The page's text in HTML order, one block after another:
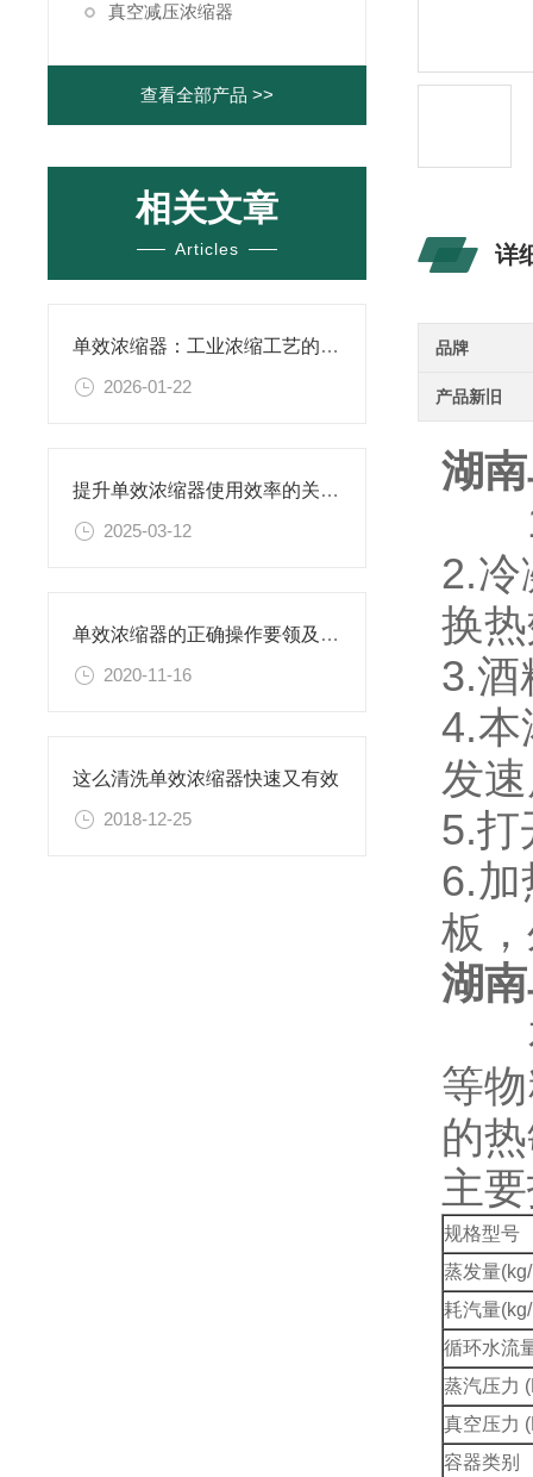
详
品牌
产品新旧
湖
1.
2.冷
换
3.酒
4.本
发
5.打
6.
板
湖
本
等
的
主
规格型号
蒸发量
耗汽量
循环水流
蒸汽压力
真空压力
容器类别
真空减压浓缩器
查看全部产品 >>
相关文章
Articles
单效浓缩器：工业浓缩工艺的得力助手
2026-01-22
提升单效浓缩器使用效率的关键策略
2025-03-12
单效浓缩器的正确操作要领及注意事项
2020-11-16
这么清洗单效浓缩器快速又有效
2018-12-25